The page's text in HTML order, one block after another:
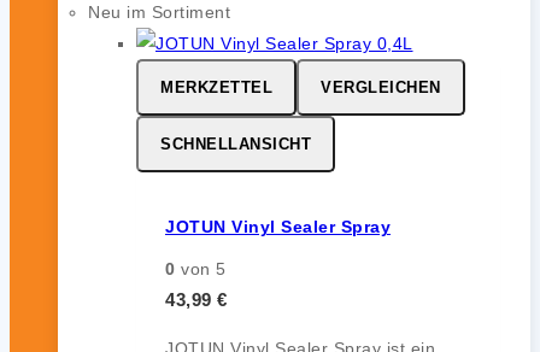
Neu im Sortiment
MERKZETTEL VERGLEICHEN
SCHNELLANSICHT
JOTUN Vinyl Sealer Spray
0 von 5
43,99 €